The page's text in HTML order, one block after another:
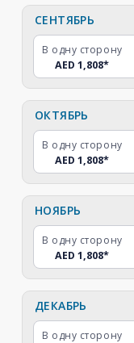
СЕНТЯБРЬ
В одну сторону
AED 1,808*
ОКТЯБРЬ
В одну сторону
AED 1,808*
НОЯБРЬ
В одну сторону
AED 1,808*
ДЕКАБРЬ
В одну сторону